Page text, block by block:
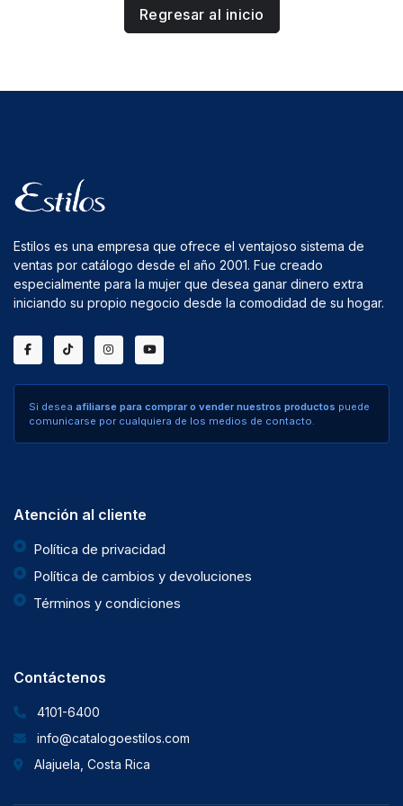
Regresar al inicio
Estilos es una empresa que ofrece el ventajoso sistema de
ventas por catálogo desde el año 2001. Fue creado
especialmente para la mujer que desea ganar dinero extra
iniciando su propio negocio desde la comodidad de su hogar.
Si desea afiliarse para comprar o vender nuestros productos puede
comunicarse por cualquiera de los medios de contacto.
Atención al cliente
Política de privacidad
Política de cambios y devoluciones
Términos y condiciones
Contáctenos
4101-6400
info@catalogoestilos.com
Alajuela, Costa Rica